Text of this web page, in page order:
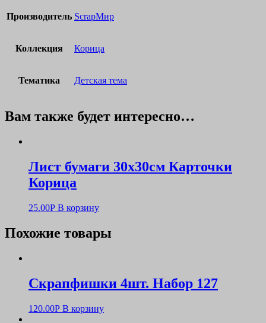
Производитель ScrapМир
Коллекция Корица
Тематика Детская тема
Вам также будет интересно…
Лист бумаги 30х30см Карточки
Корица
25.00Р В корзину
Похожие товары
Скрапфишки 4шт. Набор 127
120.00Р В корзину